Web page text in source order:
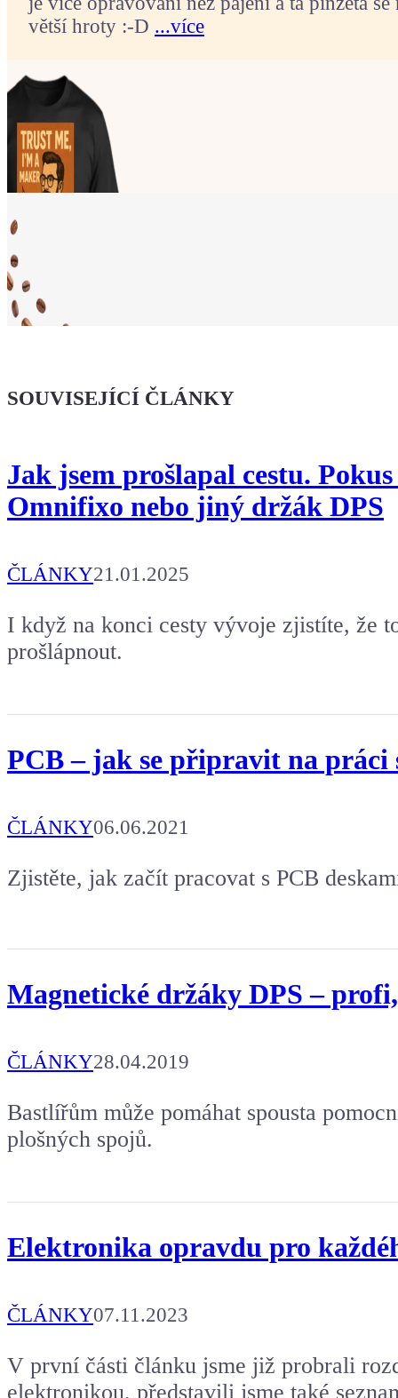
větší hroty :-D ...více
že jsi Maker!
Kafe pro Chiptrona
Aby mohl napsat další článek.
SOUVISEJÍCÍ ČLÁNKY
Jak jsem prošlapal cestu.
Omnifixo nebo jiný držák DPS
ČLÁNKY21.01.2025
I když na konci cesty vývoje zjistíte, že
prošlápnout.
PCB – jak se připravit na práci
ČLÁNKY06.06.2021
Zjistěte, jak začít pracovat s PCB
Magnetické držáky DPS –
ČLÁNKY28.04.2019
Bastlířům může pomáhat spousta
plošných spojů.
Elektronika opravdu pro
ČLÁNKY07.11.2023
V první části článku jsme již probrali
elektronikou, představili jsme také